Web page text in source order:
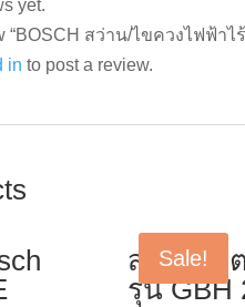
yet.
“BOSCH สว่าน/ไขควงไฟฟ้าไ
in to post a review.
Sale!
สว่านโร
รุ่น GBH